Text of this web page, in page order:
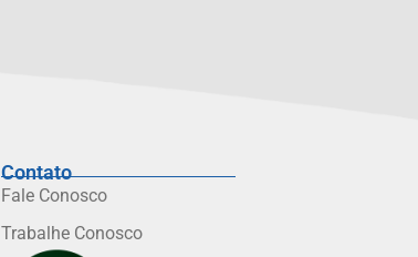
Contato
Fale Conosco
Trabalhe Conosco